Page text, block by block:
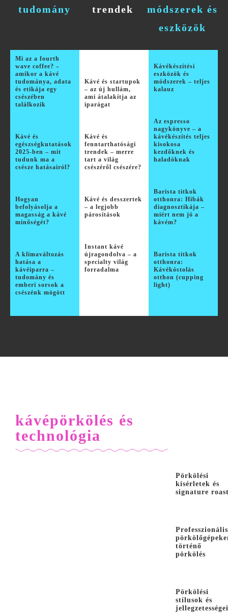
tudomány
trendek
módszerek és
eszközök
Mi az a fourth
wave coffee? –
amikor a kávé
tudománya, adata
és etikája egy
csészében
találkozik
Kávé és
egészségkutatások
2025-ben – mit
tudunk ma a
csésze hatásairól?
Hogyan
befolyásolja a
magasság a kávé
minőségét?
A klímaváltozás
hatása a
kávéiparra –
tudomány és
emberi sorsok a
csészénk mögött
Kávé és startupok
– az új hullám,
ami átalakítja az
iparágat
Kávé és
fenntarthatósági
trendek – merre
tart a világ
csészéről csészére?
Kávé és desszertek
– a legjobb
párosítások
Instant kávé
újragondolva – a
specialty világ
forradalma
Kávékészítési
eszközök és
módszerek – teljes
kalauz
Az espresso
nagykönyve – a
kávékészítés teljes
kisokosa
kezdőknek és
haladóknak
Barista titkok
otthonra: Hibák
diagnosztikája –
miért nem jó a
kávém?
Barista titkok
otthonra:
Kávékóstolás
otthon (cupping
light)
kávépörkölés és
technológia
Pörkölési
kísérletek és
signature
Professzionális
történő
pörkölés
Pörkölési
stílusok és